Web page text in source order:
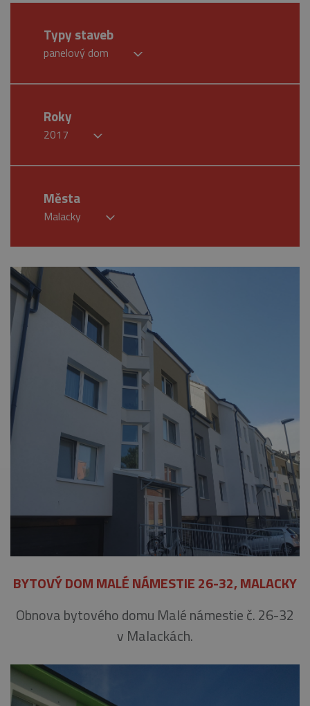
Typy staveb
panelový dom
Roky
2017
Města
Malacky
BYTOVÝ DOM MALÉ NÁMESTIE 26-32, MALACKY
Obnova bytového domu Malé námestie č. 26-32
v Malackách.